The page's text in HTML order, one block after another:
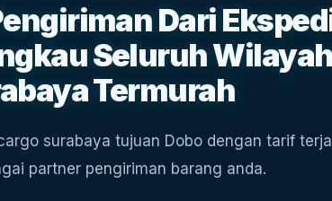
Dari
Seluruh
Termurah
surabaya tujuan Dobo dengan tarif
partner pengiriman barang anda.